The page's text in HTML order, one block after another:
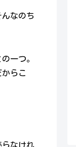
なのち
一つ。
らこ
なけれ